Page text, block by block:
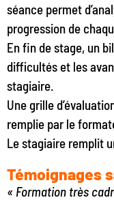
séance permet
progression de
En fin de stage, un
difficultés et les
stagiaire.
Une grille
remplie par le
Le stagiaire remplit
Témoignages
« Formation très